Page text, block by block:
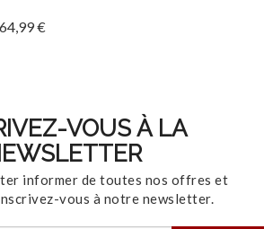
€
VOUS À LA
informer de toutes nos offres et
vous à notre newsletter.